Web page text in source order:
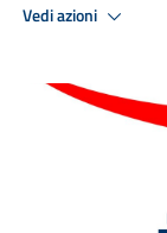
Vedi azioni